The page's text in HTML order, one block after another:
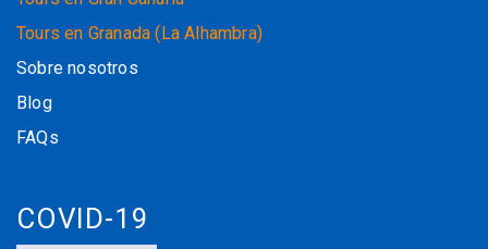
Tours en Granada (La Alhambra)
Sobre nosotros
Blog
FAQs
COVID-19